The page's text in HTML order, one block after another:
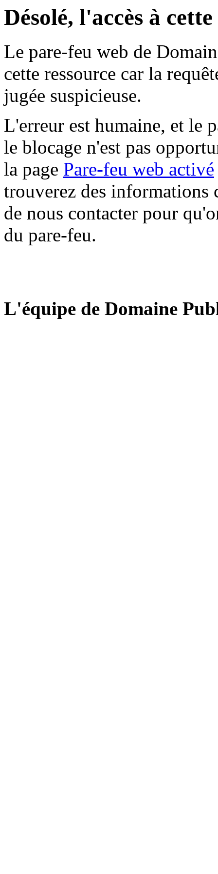
Désolé, l'accès à
Le pare-feu web de
cette ressource car la
jugée suspicieuse.
L'erreur est humaine, et le
le blocage n'est pas
la page Pare-feu web activé
trouverez des informations
de nous contacter pour
du pare-feu.
L'équipe de Domaine